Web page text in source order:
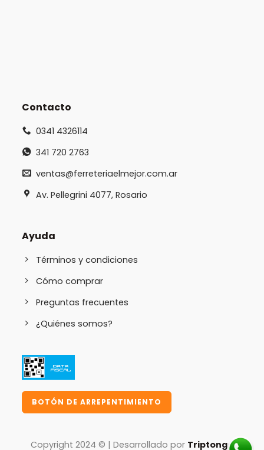
Contacto
0341 4326114
341 720 2763
ventas@ferreteriaelmejor.com.ar
Av. Pellegrini 4077, Rosario
Ayuda
Términos y condiciones
Cómo comprar
Preguntas frecuentes
¿Quiénes somos?
BOTÓN DE ARREPENTIMIENTO
Copyright 2024 © | Desarrollado por Triptongo